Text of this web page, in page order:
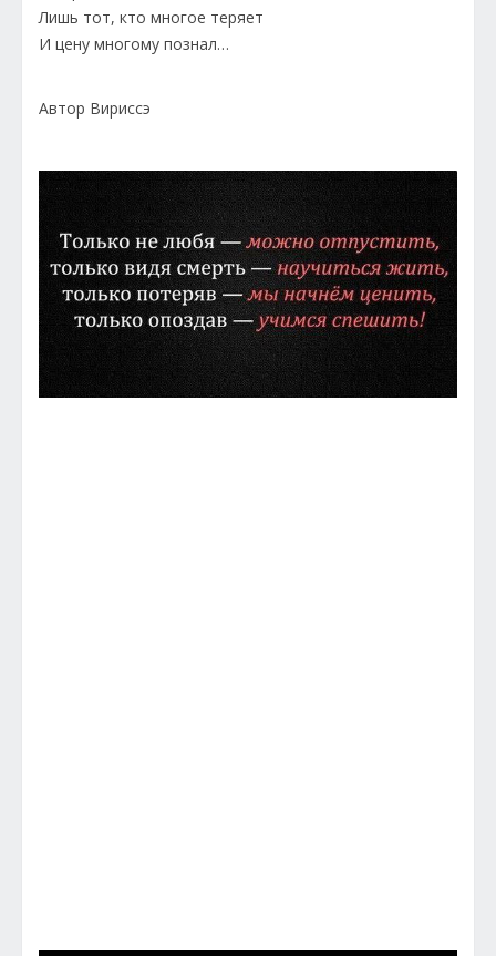
Лишь тот, кто многое теряет
И цену многому познал…
Автор Вириссэ